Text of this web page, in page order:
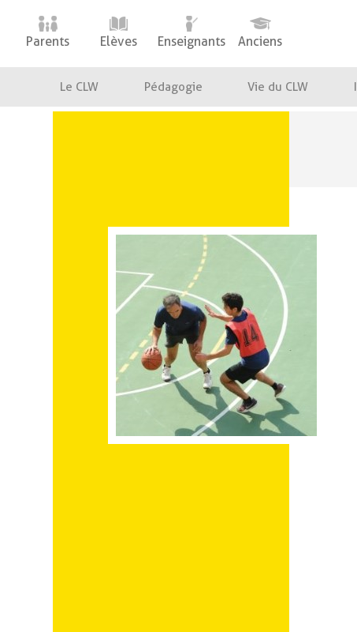
contentParents Elèves Enseignants Anciens
Le CLW Pédagogie Vie du CLW